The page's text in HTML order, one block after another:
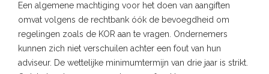
Een algemene machtiging voor het doen van aangiften
omvat volgens de rechtbank óók de bevoegdheid om
regelingen zoals de KOR aan te vragen. Ondernemers
kunnen zich niet verschuilen achter een fout van hun
adviseur. De wettelijke minimumtermijn van drie jaar is strikt.